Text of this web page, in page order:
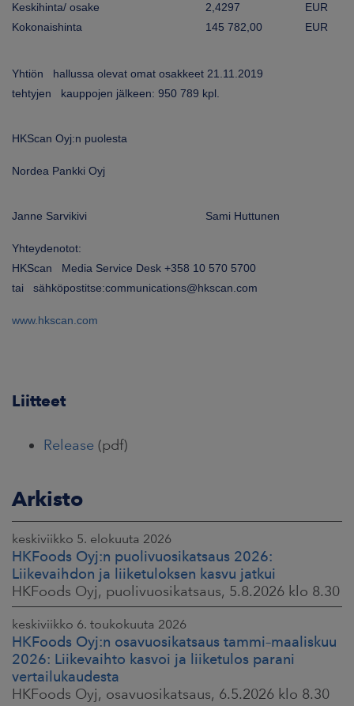
Keskihinta/ osake
2,4297
EUR
Kokonaishinta
145 782,00 EUR
Yhtiön hallussa olevat omat osakkeet 21.11.2019
tehtyjen kauppojen jälkeen: 950 789 kpl.
HKScan Oyj:n puolesta
Nordea Pankki Oyj
Janne Sarvikivi Sami Huttunen
Yhteydenotot:
HKScan Media Service Desk +358 10 570 5700
tai sähköpostitse:communications@hkscan.com
www.hkscan.com
Liitteet
Release (pdf)
Arkisto
keskiviikko 5. elokuuta 2026
HKFoods Oyj:n puolivuosikatsaus 2026:
Liikevaihdon ja liiketuloksen kasvu jatkui
HKFoods Oyj, puolivuosikatsaus, 5.8.2026 klo 8.30
keskiviikko 6. toukokuuta 2026
HKFoods Oyj:n osavuosikatsaus tammi–maaliskuu
2026: Liikevaihto kasvoi ja liiketulos parani
vertailukaudesta
HKFoods Oyj, osavuosikatsaus, 6.5.2026 klo 8.30